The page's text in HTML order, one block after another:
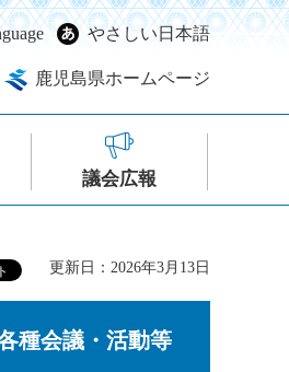
やさしい日本語
鹿児島県ホームページ
議会広報
更新日：2026年3月13日
種会議・活動等